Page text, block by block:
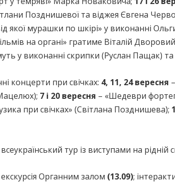
Позднишевої та віджея Євгена
якої мурашки по шкірі» у виконанні
на органі» гратиме Віталій
у виконанні скрипки (Руслан Пащак)
концерти при свічках: 4, 11, 24 вересня
7 і 20 вересня – «Шедеври
при свічках» (Світлана Позднишева);
тур із виступами на рідній
Органним залом (13.09);